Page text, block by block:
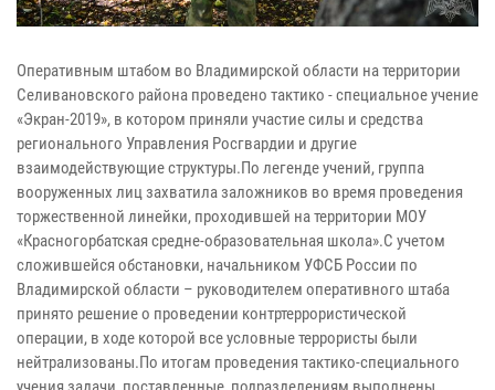
Оперативным штабом во Владимирской области на территории
Селивановского района проведено тактико - специальное учение
«Экран-2019», в котором приняли участие силы и средства
регионального Управления Росгвардии и другие
взаимодействующие структуры.По легенде учений, группа
вооруженных лиц захватила заложников во время проведения
торжественной линейки, проходившей на территории МОУ
«Красногорбатская средне-образовательная школа».С учетом
сложившейся обстановки, начальником УФСБ России по
Владимирской области – руководителем оперативного штаба
принято решение о проведении контртеррористической
операции, в ходе которой все условные террористы были
нейтрализованы.По итогам проведения тактико-специального